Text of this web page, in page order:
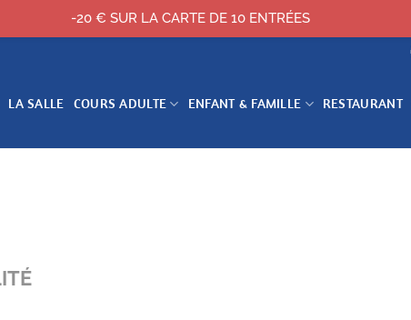
LA SALLE COURS ADULTE ENFANT & FAMILLE RESTAURANT
-20 € SUR LA CARTE DE 10 ENTRÉES